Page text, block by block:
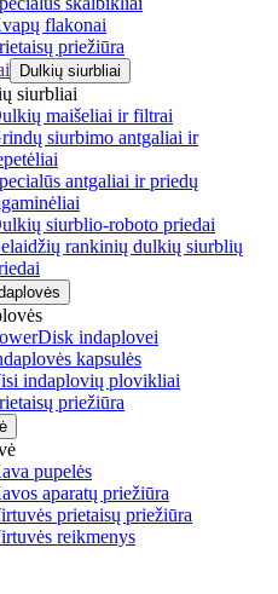
flakonai
priežiūra
Dulkių siurbliai
siurbliai
maišeliai ir filtrai
siurbimo antgaliai ir
antgaliai ir priedų
siurblio-roboto priedai
rankinių dulkių siurblių
indaplovei
kapsulės
indaplovių plovikliai
priežiūra
pupelės
aparatų priežiūra
prietaisų priežiūra
reikmenys